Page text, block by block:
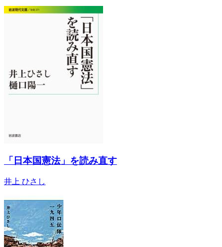
「日本国憲法」を読み直す
井上 ひさし